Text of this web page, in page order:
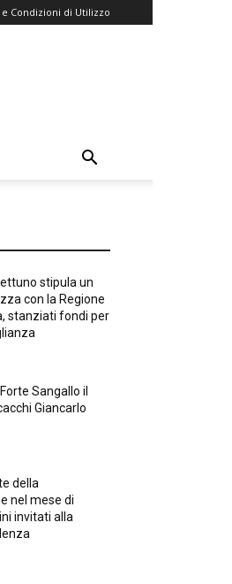
Condizioni di Utilizzo
stipula un
con la Regione
stanziati fondi per
Sangallo il
Giancarlo
della
nel mese di
invitati alla